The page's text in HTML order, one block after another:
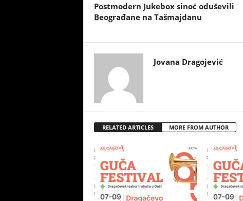
Postmodern Jukebox sinoć oduševili
Beograđane na Tašmajdanu
Jovana Dragojević
RELATED ARTICLES MORE FROM AUTHOR